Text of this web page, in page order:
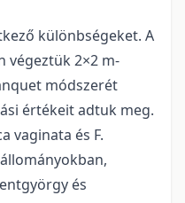
különbségeket. A
végeztük 2×2 m-
módszerét
értékeit adtuk meg.
vaginata és F.
és